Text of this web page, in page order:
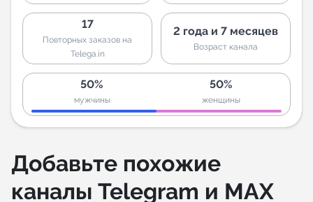
17
Повторных заказов на
Telega.in
2 года и 7 месяцев
Возраст канала
50%
мужчины
50%
женщины
Добавьте похожие
каналы Telegram и MAX